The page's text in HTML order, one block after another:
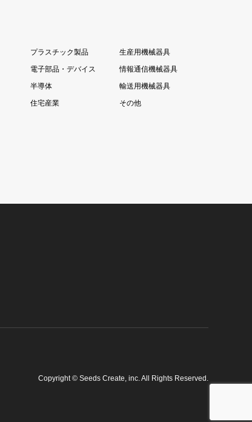
プラスチック製品
生産用機械器具
電子部品・デバイス
情報通信機械器具
半導体
輸送用機械器具
住宅産業 その他
Copyright © Seeds Create, inc . All Rights Reserved.